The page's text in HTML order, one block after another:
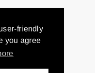
friendly
you agree